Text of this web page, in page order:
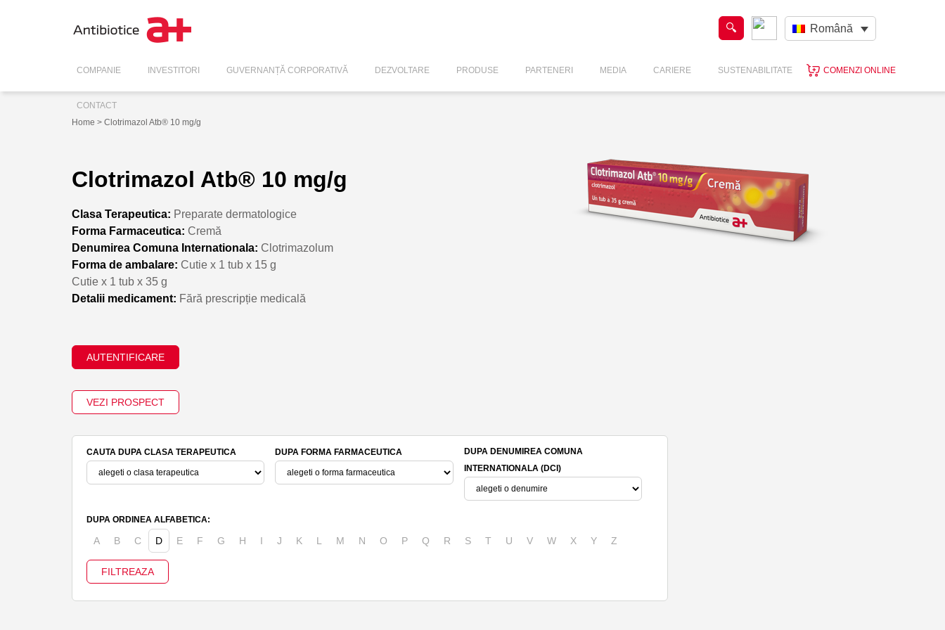
Română
COMPANIE INVESTITORI GUVERNANȚĂ CORPORATIVĂ DEZVOLTARE PRODUSE PARTENERI MEDIA CARIERE SUSTENABILITATE COMENZI ONLINE
CONTACT
Home > Clotrimazol Atb® 10 mg/g
Clotrimazol Atb® 10 mg/g
Clasa Terapeutica: Preparate dermatologice
Forma Farmaceutica: Cremă
Denumirea Comuna Internationala: Clotrimazolum
Forma de ambalare: Cutie x 1 tub x 15 g
Cutie x 1 tub x 35 g
Detalii medicament: Fără prescripție medicală
AUTENTIFICARE
VEZI PROSPECT
CAUTA DUPA CLASA TERAPEUTICA DUPA FORMA FARMACEUTICA
DUPA DENUMIREA COMUNA
INTERNATIONALA (DCI)
DUPA ORDINEA ALFABETICA:
A B C D E F G H I J K L M N O P Q R S T U V W X Y Z